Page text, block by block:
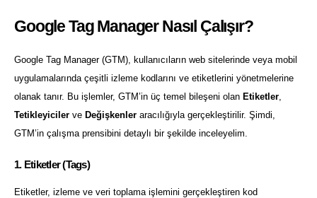
Google Tag Manager Nasıl Çalışır?
Google Tag Manager (GTM), kullanıcıların web sitelerinde veya mobil
uygulamalarında çeşitli izleme kodlarını ve etiketlerini yönetmelerine
olanak tanır. Bu işlemler, GTM’in üç temel bileşeni olan Etiketler,
Tetikleyiciler ve Değişkenler aracılığıyla gerçekleştirilir. Şimdi,
GTM’in çalışma prensibini detaylı bir şekilde inceleyelim.
1. Etiketler (Tags)
Etiketler, izleme ve veri toplama işlemini gerçekleştiren kod